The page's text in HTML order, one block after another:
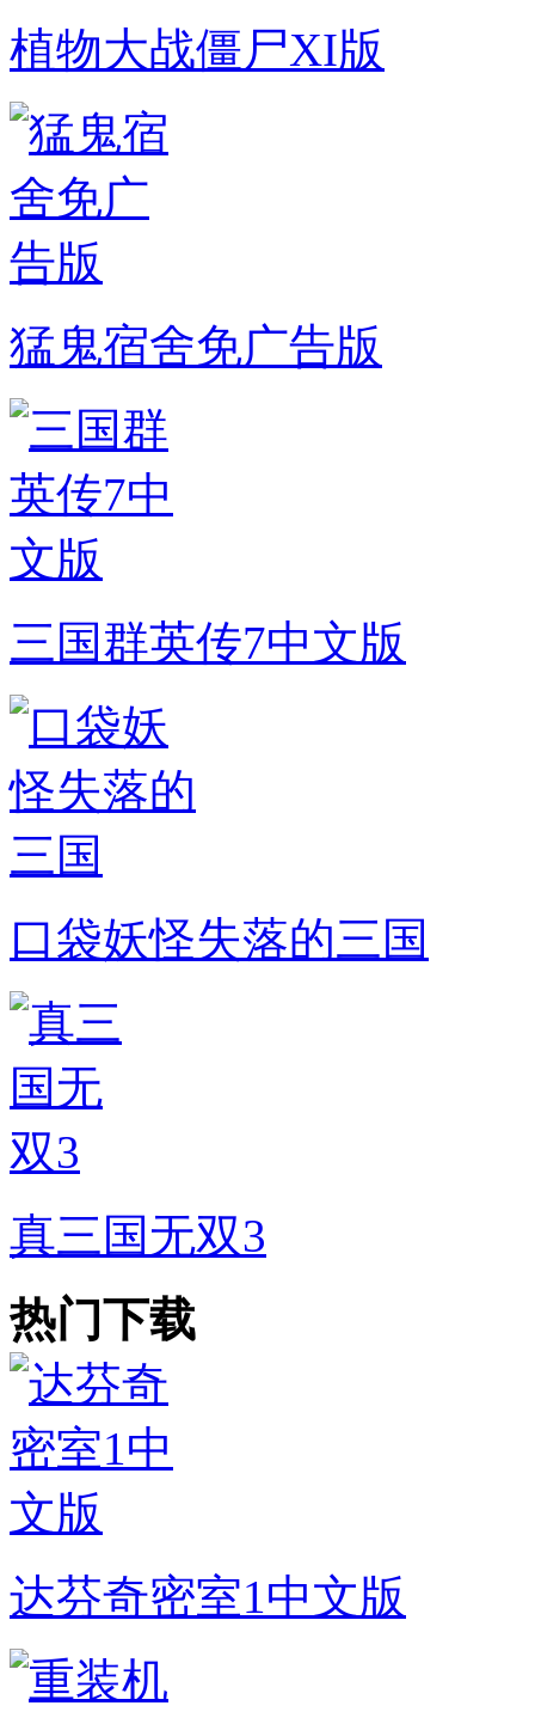
植物大战僵尸XI版
猛鬼宿舍免广告版
三国群英传7中文版
口袋妖怪失落的三国
真三国无双3
热门下载
达芬奇密室1中文版